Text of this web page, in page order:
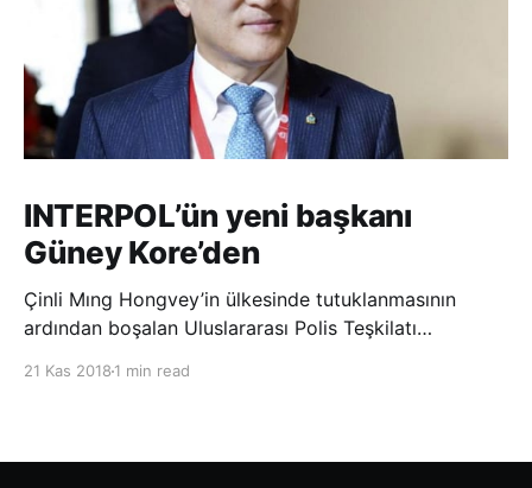
INTERPOL’ün yeni başkanı
Güney Kore’den
Çinli Mıng Hongvey’in ülkesinde tutuklanmasının
ardından boşalan Uluslararası Polis Teşkilatı
21 Kas 2018 1 min read